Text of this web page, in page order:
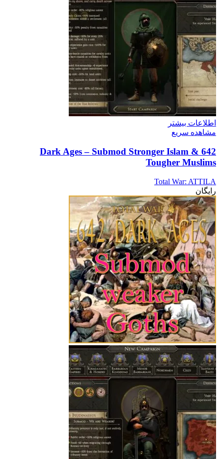
اطلاعات بیشتر
مشاهده سریع
642 Dark Ages – Submod Stronger Islam &
Tougher Muslims
Total War: ATTILA
رایگان